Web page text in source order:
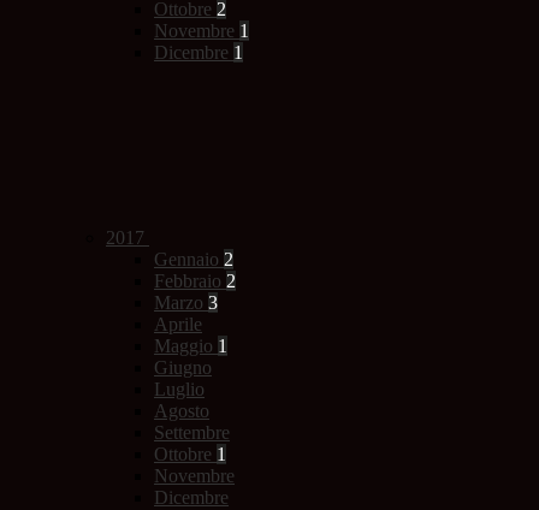
Ottobre 2
Novembre 1
Dicembre 1
2017
Gennaio 2
Febbraio 2
Marzo 3
Aprile
Maggio 1
Giugno
Luglio
Agosto
Settembre
Ottobre 1
Novembre
Dicembre